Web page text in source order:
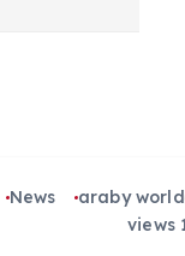
araby world
News